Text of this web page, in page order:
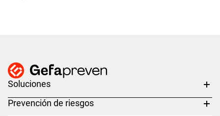
Soluciones
Prevención de riesgos